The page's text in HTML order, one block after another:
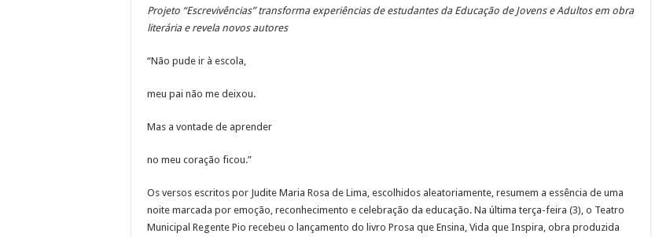
GCM recupera caminhão roubado após perseguição e auxilia no resgate de motorista vítima de roubo
Grupo de Gestantes reforça acolhimento e orientação às futuras mamães em Carapicuíba
Planejamento Familiar promove informação e acolhimento na USF Ariston
Projeto “Escrevivências” transforma experiências de estudantes da Educação de Jovens e Adultos em obra
literária e revela novos autores
“Não pude ir à escola,
meu pai não me deixou.
Mas a vontade de aprender
no meu coração ficou.”
Os versos escritos por Judite Maria Rosa de Lima, escolhidos aleatoriamente, resumem a essência de uma
noite marcada por emoção, reconhecimento e celebração da educação. Na última terça-feira (3), o Teatro
Municipal Regente Pio recebeu o lançamento do livro Prosa que Ensina, Vida que Inspira, obra produzida